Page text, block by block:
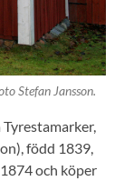
Stefan Jansson.
född 1839,
och köper